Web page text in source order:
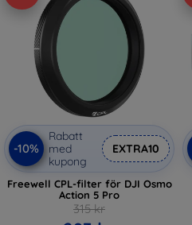
-10%
Rabatt
med
kupong
EXTRA10
Freewell CPL-filter för DJI Osmo
Action 5 Pro
315 kr